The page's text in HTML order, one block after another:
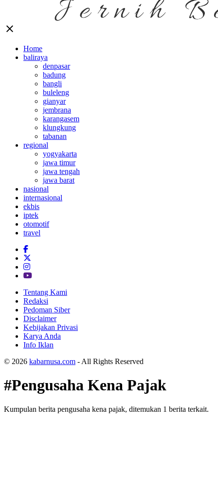
close
Home
baliraya
denpasar
badung
bangli
buleleng
gianyar
jembrana
karangasem
klungkung
tabanan
regional
yogyakarta
jawa timur
jawa tengah
jawa barat
nasional
internasional
ekbis
iptek
otomotif
travel
Tentang Kami
Redaksi
Pedoman Siber
Disclaimer
Kebijakan Privasi
Karya Anda
Info Iklan
© 2026 kabarnusa.com - All Rights Reserved
#Pengusaha Kena Pajak
Kumpulan berita pengusaha kena pajak, ditemukan 1 berita terkait.